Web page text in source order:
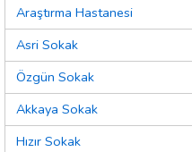
Araştırma Hastanesi
Asri Sokak
Özgün Sokak
Akkaya Sokak
Hızır Sokak